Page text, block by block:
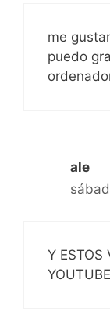
me
puedo
ale
Y ESTOS